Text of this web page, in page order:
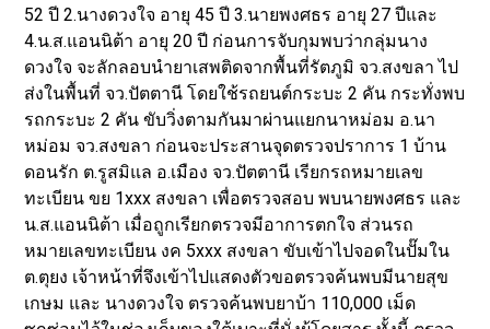
52 ปี 2.นางดวงใจ อายุ 45 ปี 3.นายพงศธร อายุ 27 ปีและ
4.น.ส.แอนนิต้า อายุ 20 ปี ก่อนการจับกุมพบว่ากลุ่มนาง
ดวงใจ จะลักลอบนำยาเสพติดจากพื้นที่รัตภูมิ จว.สงขลา ไป
ส่งในพื้นที่ จว.ปัตตานี โดยใช้รถยนต์กระบะ 2 คัน กระทั่งพบ
รถกระบะ 2 คัน ขับวิ่งตามกันมาผ่านแยกนาหม่อม อ.นา
หม่อม จว.สงขลา ก่อนจะประสานจุดตรวจปราการ 1 บ้าน
ดอนรัก ต.รูสมิแล อ.เมือง จว.ปัตตานี เรียกรถหมายเลข
ทะเบียน ขย 1xxx สงขลา เพื่อตรวจสอบ พบนายพงศธร และ
น.ส.แอนนิต้า เมื่อถูกเรียกตรวจมีอาการตกใจ ส่วนรถ
หมายเลขทะเบียน งค 5xxx สงขลา ขับเข้าไปจอดในปั๊มใน
ต.ตุยง เจ้าหน้าที่จึงเข้าไปแสดงตัวขอตรวจค้นพบมีนายสุข
เกษม และ นางดวงใจ ตรวจค้นพบยาบ้า 110,000 เม็ด